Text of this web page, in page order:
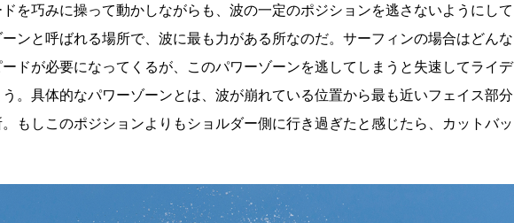
を巧みに操って動かしながらも、波の一定のポジションを逃さないようにして
ンと呼ばれる場所で、波に最も力がある所なのだ。サーフィンの場合はどんな
ドが必要になってくるが、このパワーゾーンを逃してしまうと失速してライデ
。具体的なパワーゾーンとは、波が崩れている位置から最も近いフェイス部分
もしこのポジションよりもショルダー側に行き過ぎたと感じたら、カットバッ